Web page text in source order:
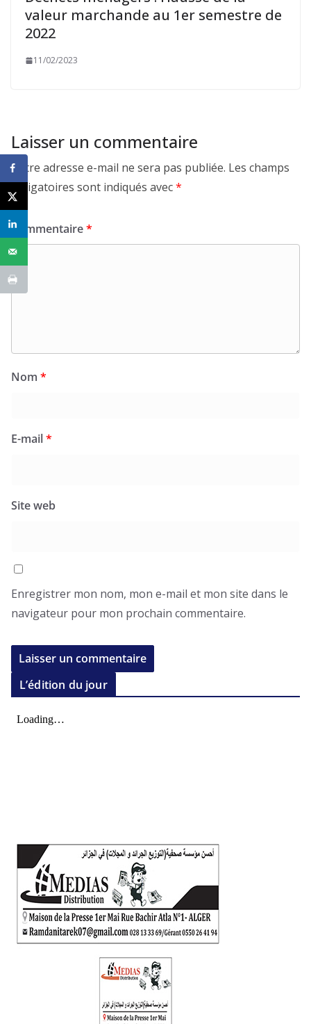
valeur marchande au 1er semestre de
2022
11/02/2023
Laisser un commentaire
Votre adresse e-mail ne sera pas publiée. Les champs
obligatoires sont indiqués avec*
Commentaire*
Nom *
E-mail*
Site web
Enregistrer mon nom, mon e-mail et mon site dans le
navigateur pour mon prochain commentaire.
L’édition du jour